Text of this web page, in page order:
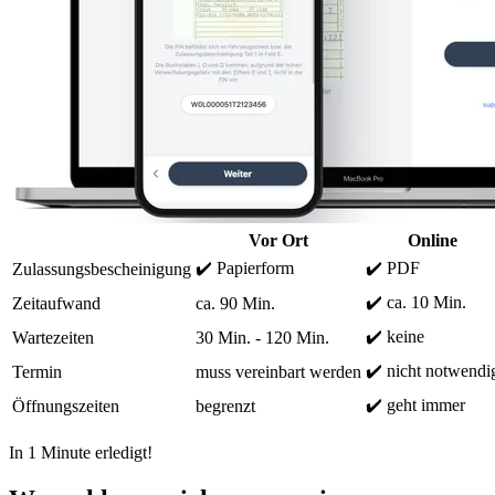
Vor Ort
Online
Zulassungsbescheinigung ✔️ Papierform
✔️ PDF
Zeitaufwand
ca. 90 Min.
✔️ ca. 10 Min.
Wartezeiten
30 Min. - 120 Min.
✔️ keine
Termin
muss vereinbart werden ✔️ nicht
Öffnungszeiten
begrenzt ✔️ geht immer
In 1 Minute erledigt!